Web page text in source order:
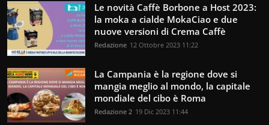
Le novità Caffè Borbone a Host 2023:
la moka a cialde MokaCiao e due
nuove versioni di Crema Caffè
Redazione 12 Ottobre 2023 11:22
La Campania è la regione dove si
mangia meglio al mondo, la capitale
mondiale del cibo è Roma
Redazione 2 19 Dic 2023 11:44